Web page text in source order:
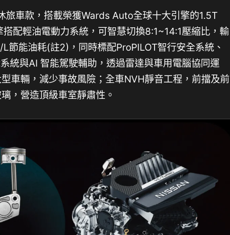
旅車款，搭載榮獲Wards Auto全球十大引擎的1.5T
配輕油電動力系統，可智慧切換8:1~14:1壓縮比，輸
節能油耗(註2)，同時標配ProPILOT智行安全系統、
統與AI 智能駕駛輔助，透過雷達與車用電腦協同運
車輛，減少事故風險；全車NVH靜音工程，前擋及前
，營造頂級車室靜肅性。